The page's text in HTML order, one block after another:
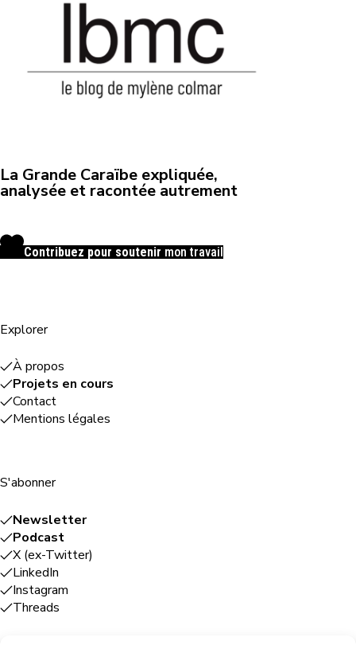
La Grande Caraïbe expliquée,
analysée et racontée autrement
Contribuez pour soutenir mon travail
Explorer
À propos
Projets en cours
Contact
Mentions légales
S'abonner
Newsletter
Podcast
X (ex-Twitter)
LinkedIn
Instagram
Threads